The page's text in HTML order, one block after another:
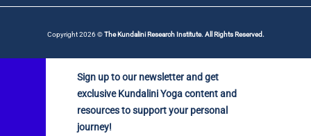
Copyright 2026 ©The Kundalini Research Institute. All Rights Reserved.
Sign up to our newsletter and get
exclusive Kundalini Yoga content and
resources to support your personal
journey!